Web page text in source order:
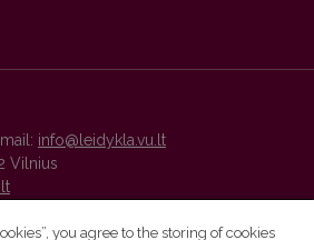
info@leidykla.vu.lt
Vilnius
you agree to the storing of cookies